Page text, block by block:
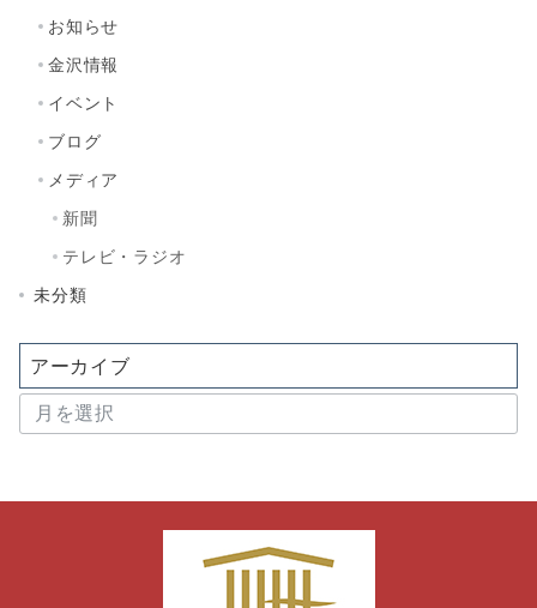
お知らせ
金沢情報
イベント
ブログ
メディア
新聞
テレビ・ラジオ
未分類
アーカイブ
ー